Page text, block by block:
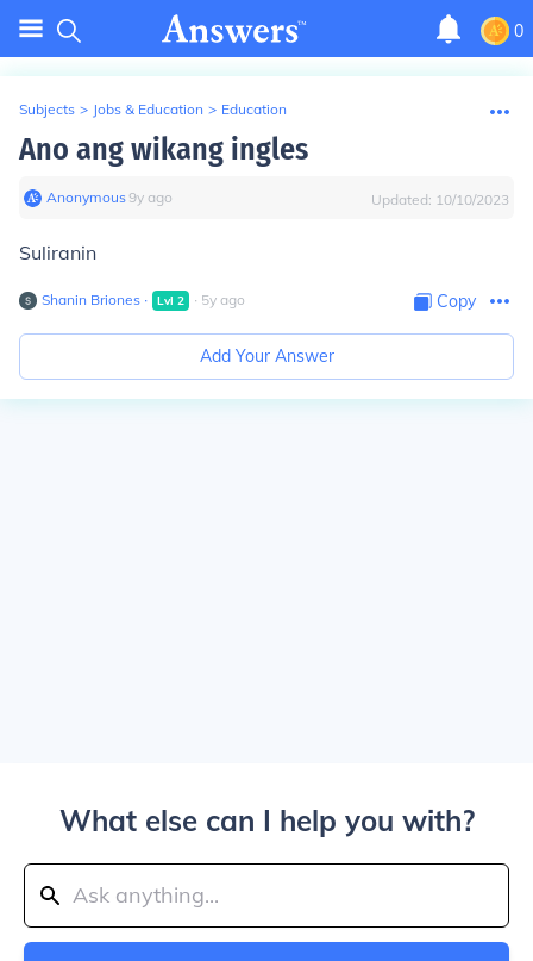
0
Subjects > Jobs & Education > Education
Ano ang wikang ingles
Anonymous∙9y ago Updated: 10/10/2023
Suliranin
Shanin Briones ∙ Lvl 2 ∙ 5y ago Copy
Add Your Answer
What else can I help you with?